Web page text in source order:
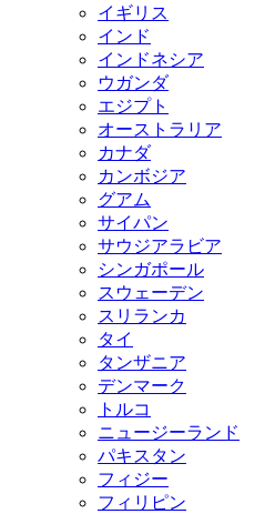
イギリス
インド
インドネシア
ウガンダ
エジプト
オーストラリア
カナダ
カンボジア
グアム
サイパン
サウジアラビア
シンガポール
スウェーデン
スリランカ
タイ
タンザニア
デンマーク
トルコ
ニュージーランド
パキスタン
フィジー
フィリピン